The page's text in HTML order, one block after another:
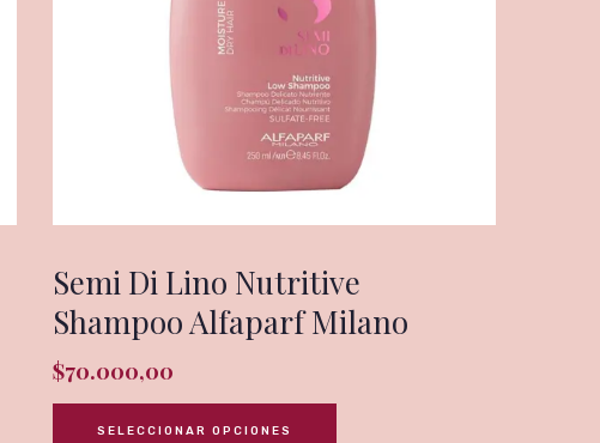
Semi Di Lino Nutritive
Shampoo Alfaparf Milano
$70.000,00
SELECCIONAR OPCIONES